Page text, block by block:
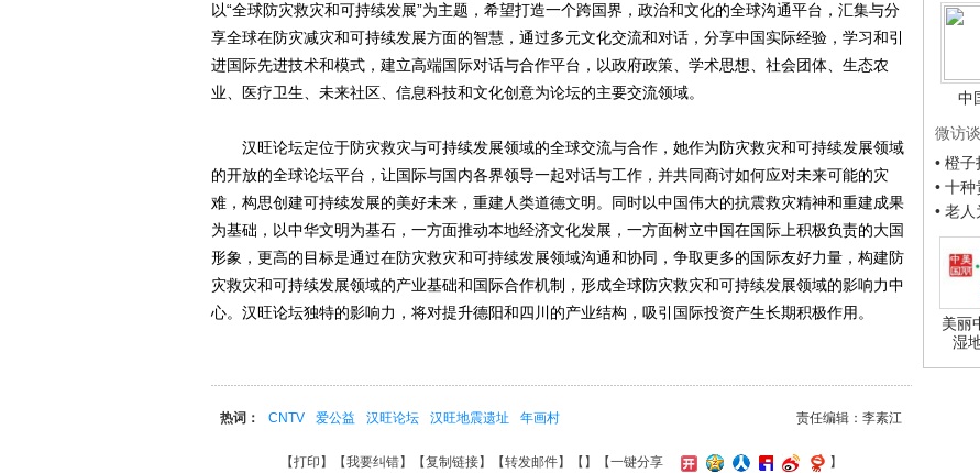
中
微访谈
• 橙
• 十
• 老
美丽
湿
以“全球防灾救灾和可持续发展”为主题，希望打造一个跨国界，政治和文化的全球沟通平台，汇集与分
享全球在防灾减灾和可持续发展方面的智慧，通过多元文化交流和对话，分享中国实际经验，学习和引
进国际先进技术和模式，建立高端国际对话与合作平台，以政府政策、学术思想、社会团体、生态农
业、医疗卫生、未来社区、信息科技和文化创意为论坛的主要交流领域。
汉旺论坛定位于防灾救灾与可持续发展领域的全球交流与合作，她作为防灾救灾和可持续发展领域
的开放的全球论坛平台，让国际与国内各界领导一起对话与工作，并共同商讨如何应对未来可能的灾
难，构思创建可持续发展的美好未来，重建人类道德文明。同时以中国伟大的抗震救灾精神和重建成果
为基础，以中华文明为基石，一方面推动本地经济文化发展，一方面树立中国在国际上积极负责的大国
形象，更高的目标是通过在防灾救灾和可持续发展领域沟通和协同，争取更多的国际友好力量，构建防
灾救灾和可持续发展领域的产业基础和国际合作机制，形成全球防灾救灾和可持续发展领域的影响力中
心。汉旺论坛独特的影响力，将对提升德阳和四川的产业结构，吸引国际投资产生长期积极作用。
责任编辑：李素江
热词： CNTV 爱公益 汉旺论坛 汉旺地震遗址 年画村
【打印 】【我要纠错】【复制链接】【转发邮件】【 】 【一键分享 】